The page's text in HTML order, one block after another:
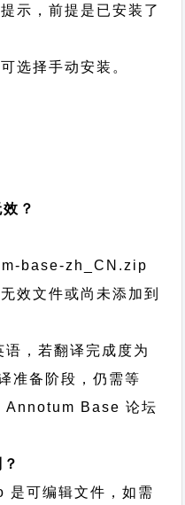
示，前提是已安装了
选择手动安装。
？
base-zh_CN.zip
效文件或尚未添加到
，若翻译完成度为
准备阶段，仍需等
Annotum Base 论坛
可编辑文件，如需